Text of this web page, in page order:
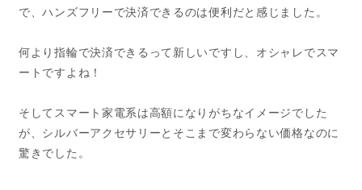
で、ハンズフリーで決済できるのは便利だと感じました。
何より指輪で決済できるって新しいですし、オシャレでスマ
ートですよね！
そしてスマート家電系は高額になりがちなイメージでした
が、シルバーアクセサリーとそこまで変わらない価格なのに
驚きでした。